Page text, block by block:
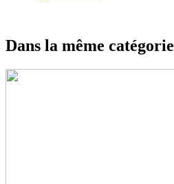
Dans la même catégorie